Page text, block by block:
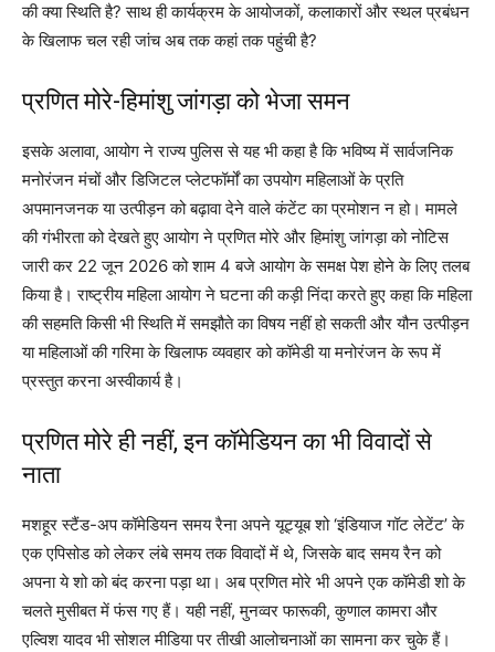
की क्या स्थिति है? साथ ही कार्यक्रम के आयोजकों, कलाकारों और स्थल प्रबंधन
के खिलाफ चल रही जांच अब तक कहां तक पहुंची है?
प्रणित मोरे-हिमांशु जांगड़ा को भेजा समन
इसके अलावा, आयोग ने राज्य पुलिस से यह भी कहा है कि भविष्य में सार्वजनिक
मनोरंजन मंचों और डिजिटल प्लेटफॉर्मों का उपयोग महिलाओं के प्रति
अपमानजनक या उत्पीड़न को बढ़ावा देने वाले कंटेंट का प्रमोशन न हो। मामले
की गंभीरता को देखते हुए आयोग ने प्रणित मोरे और हिमांशु जांगड़ा को नोटिस
जारी कर 22 जून 2026 को शाम 4 बजे आयोग के समक्ष पेश होने के लिए तलब
किया है। राष्ट्रीय महिला आयोग ने घटना की कड़ी निंदा करते हुए कहा कि महिला
की सहमति किसी भी स्थिति में समझौते का विषय नहीं हो सकती और यौन उत्पीड़न
या महिलाओं की गरिमा के खिलाफ व्यवहार को कॉमेडी या मनोरंजन के रूप में
प्रस्तुत करना अस्वीकार्य है।
प्रणित मोरे ही नहीं, इन कॉमेडियन का भी विवादों से
नाता
मशहूर स्टैंड-अप कॉमेडियन समय रैना अपने यूट्यूब शो ‘इंडियाज गॉट लेटेंट’ के
एक एपिसोड को लेकर लंबे समय तक विवादों में थे, जिसके बाद समय रैन को
अपना ये शो को बंद करना पड़ा था। अब प्रणित मोरे भी अपने एक कॉमेडी शो के
चलते मुसीबत में फंस गए हैं। यही नहीं, मुनव्वर फारूकी, कुणाल कामरा और
एल्विश यादव भी सोशल मीडिया पर तीखी आलोचनाओं का सामना कर चुके हैं।